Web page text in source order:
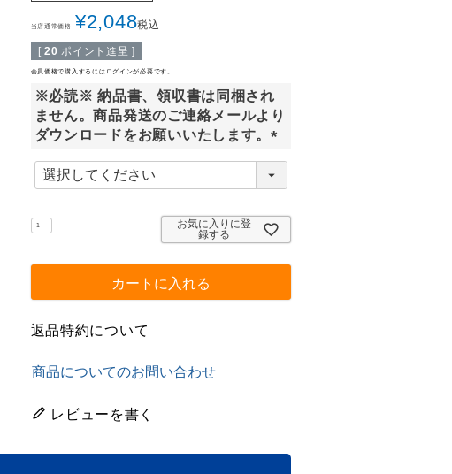
当店通常価格 ¥2,048税込
[ 20 ポイント進呈 ]
会員価格で購入するにはログインが必要です。
※必読※ 納品書、領収書は同梱され
ません。商品発送のご連絡メールより
ダウンロードをお願いいたします。
(
必
)
お気に入りに登
録する
カートに入れる
返品特約について
商品についてのお問い合わせ
レビューを書く